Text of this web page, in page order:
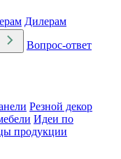
Дилерам
Вопрос-ответ
Резной декор
Идеи по
продукции